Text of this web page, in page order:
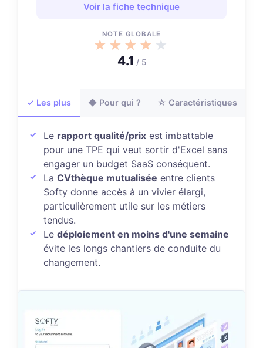
Voir la fiche technique
NOTE GLOBALE
★★★★★
★★★★★
4.1 / 5
✓ Les plus ◆ Pour qui ? ☆ Caractéristiques
Le rapport qualité/prix est imbattable
pour une TPE qui veut sortir d'Excel sans
engager un budget SaaS conséquent.
La CVthèque mutualisée entre clients
Softy donne accès à un vivier élargi,
particulièrement utile sur les métiers
tendus.
Le déploiement en moins d'une semaine
évite les longs chantiers de conduite du
changement.